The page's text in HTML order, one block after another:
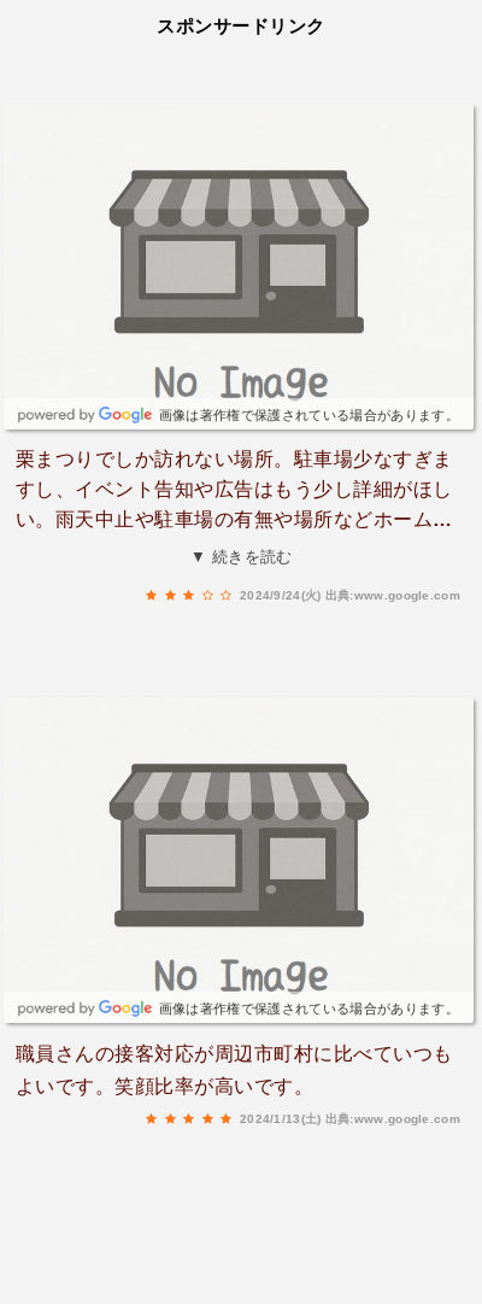
スポンサードリンク
画像は著作権で保護されている場合があります。
栗まつりでしか訪れない場所。駐車場少なすぎま
すし、イベント告知や広告はもう少し詳細がほし
い。雨天中止や駐車場の有無や場所などホームペ
ージに載せるなど改善点はたくさんある。警備員
▼ 続きを読む
2024/9/24(火) 出典:www.google.com
画像は著作権で保護されている場合があります。
職員さんの接客対応が周辺市町村に比べていつも
よいです。笑顔比率が高いです。
2024/1/13(土) 出典:www.google.com